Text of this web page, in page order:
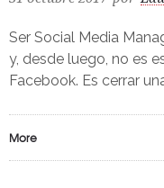
Ser Social Media
y, desde luego, no es
Facebook. Es cerrar
More